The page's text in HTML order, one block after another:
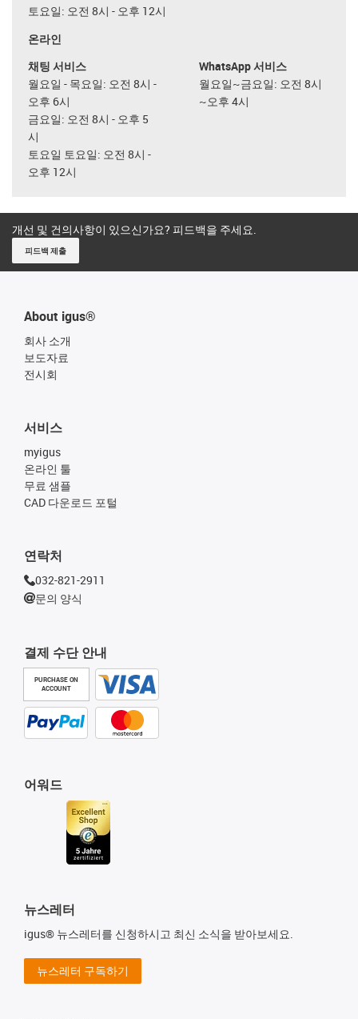
토요일: 오전 8시 - 오후 12시
온라인
채팅 서비스
월요일 - 목요일: 오전 8시 -
오후 6시
금요일: 오전 8시 - 오후 5
시
토요일 토요일: 오전 8시 -
오후 12시
WhatsApp 서비스
월요일~금요일: 오전 8시
~오후 4시
개선 및 건의사항이 있으신가요? 피드백을 주세요.
피드백 제출
About igus®
회사 소개
보도자료
전시회
결제 수단 안내
PURCHASE ON
ACCOUNT
서비스
myigus
온라인 툴
무료 샘플
CAD 다운로드 포털
어워드
연락처
032-821-2911
문의 양식
뉴스레터
igus® 뉴스레터를 신청하시고 최신 소식을 받아보세요.
뉴스레터 구독하기